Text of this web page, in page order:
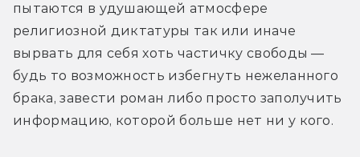
пытаются в удушающей атмосфере
религиозной диктатуры так или иначе
вырвать для себя хоть частичку свободы —
будь то возможность избегнуть нежеланного
брака, завести роман либо просто заполучить
информацию, которой больше нет ни у кого.